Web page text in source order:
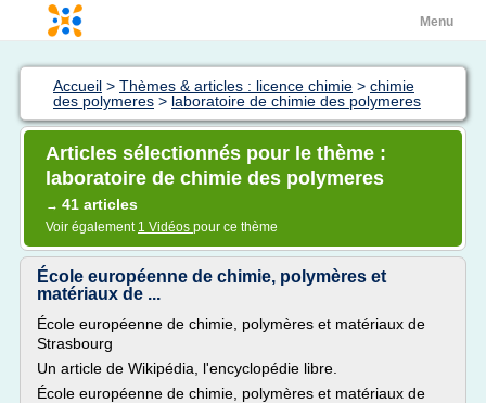
Menu
Accueil > Thèmes & articles : licence chimie > chimie
des polymeres > laboratoire de chimie des polymeres
Articles sélectionnés pour le thème :
laboratoire de chimie des polymeres
→ 41 articles
Voir également 1 Vidéos pour ce thème
École européenne de chimie, polymères et
matériaux de ...
École européenne de chimie, polymères et matériaux de
Strasbourg
Un article de Wikipédia, l'encyclopédie libre.
École européenne de chimie, polymères et matériaux de